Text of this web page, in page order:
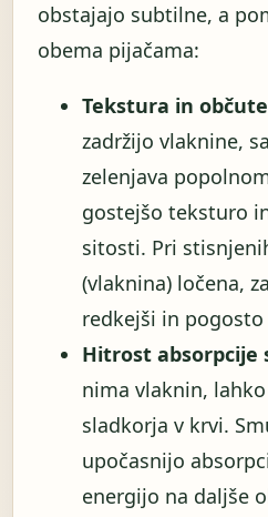
obstajajo subtilne, a
obema pijačama:
Tekstura in
zadržijo vlaknine,
zelenjava
gostejšo teksturo
sitosti. Pri
(vlaknina) ločena,
redkejši in
Hitrost absorpcije
nima vlaknin,
sladkorja v krvi.
upočasnijo
energijo na daljše